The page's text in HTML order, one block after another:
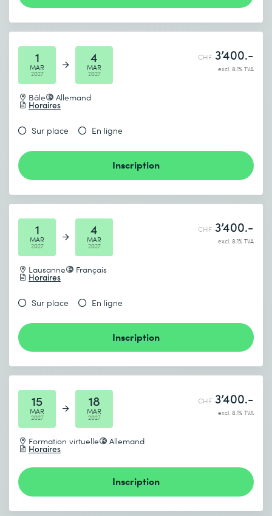
1
MAR
2027
4
MAR
2027
Bâle Allemand
Horaires
CHF 3’400.-
excl. 8.1% TVA
Sur place En ligne
Inscription
1
MAR
2027
4
MAR
2027
Lausanne Français
Horaires
CHF 3’400.-
excl. 8.1% TVA
Sur place En ligne
Inscription
15
MAR
2027
18
MAR
2027
Formation virtuelle Allemand
Horaires
CHF 3’400.-
excl. 8.1% TVA
Inscription